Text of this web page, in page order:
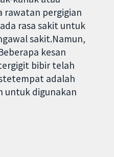
rawatan pergigian
rasa sakit untuk
sakit.Namun,
kesan
bibir telah
adalah
untuk digunakan